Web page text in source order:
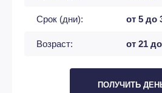
Срок (дни): от 5 до
Возраст: от 21
ПОЛУЧИТЬ